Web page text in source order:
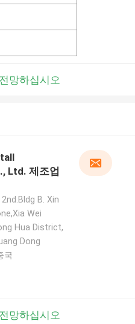
리겠습니다!
망하십시오
Ltd. 제조업
B. Xin
Wei
Hua District,
Dong
국
망하십시오